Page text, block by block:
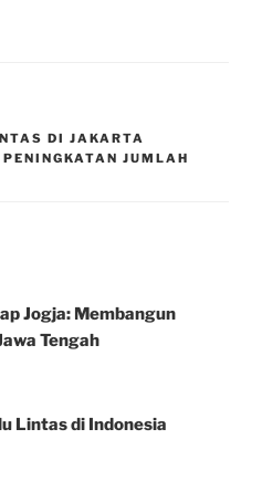
DI JAKARTA
JUMLAH
Jogja: Membangun
Tengah
Lintas di Indonesia